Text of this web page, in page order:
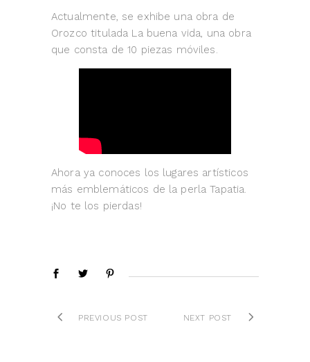
Actualmente, se exhibe una obra de
Orozco titulada La buena vida, una obra
que consta de 10 piezas móviles.
Ahora ya conoces los lugares artísticos
más emblemáticos de la perla Tapatia.
¡No te los pierdas!
PREVIOUS POST NEXT POST